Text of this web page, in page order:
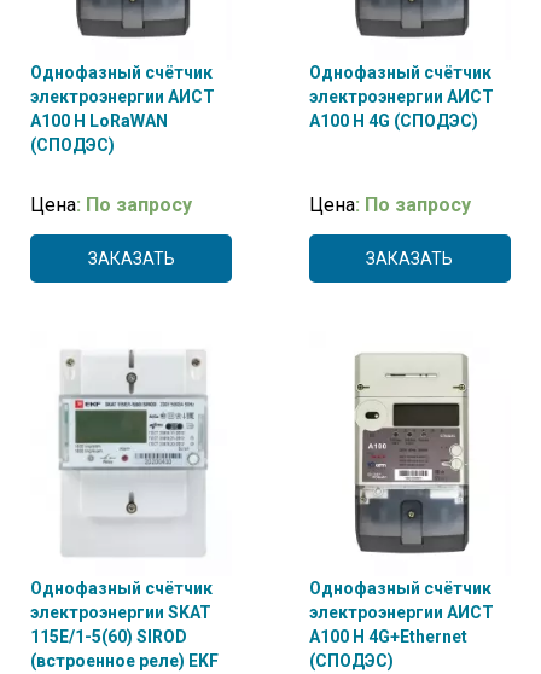
Однофазный счётчик
электроэнергии АИСТ
А100 H LoRaWAN
(СПОДЭС)
Цена: По запросу
ЗАКАЗАТЬ
Однофазный счётчик
электроэнергии АИСТ
А100 H 4G (СПОДЭС)
Цена: По запросу
ЗАКАЗАТЬ
Однофазный счётчик
электроэнергии SKAT
115E/1-5(60) SIROD
(встроенное реле) EKF
Однофазный счётчик
электроэнергии АИСТ
А100 H 4G+Ethernet
(СПОДЭС)